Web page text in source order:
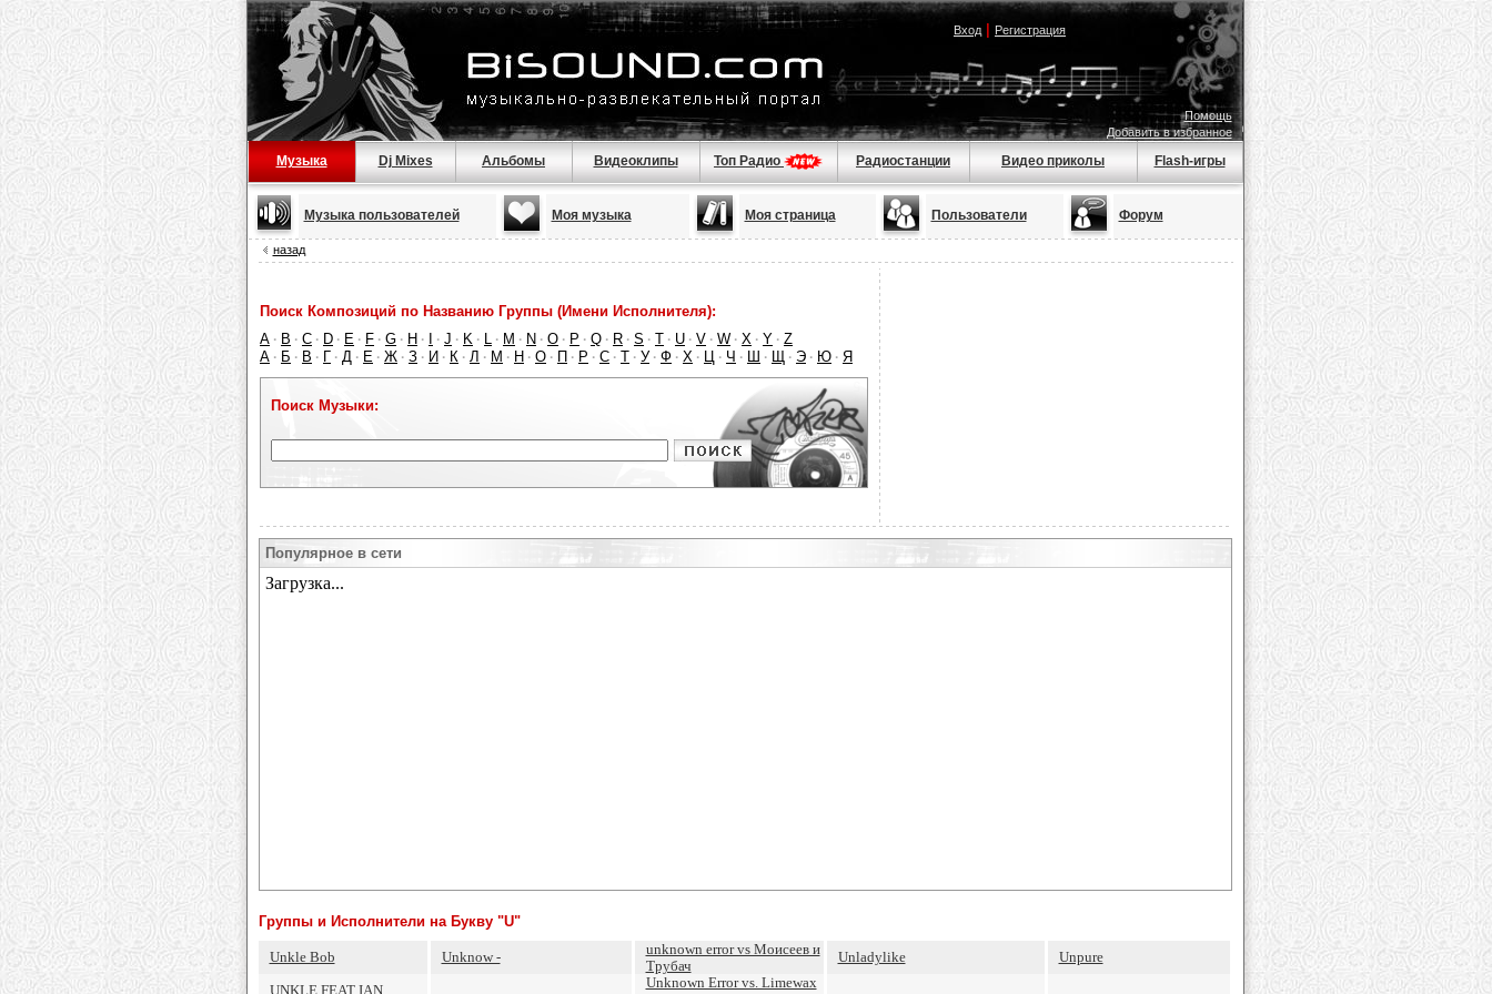
Вход| Регистрация
Помощь
Добавить в избранное
Музыка Dj Mixes Альбомы Видеоклипы Топ Радио Радиостанции Видео приколы Flash-игры
Музыка пользователей Моя музыка Моя страница Пользователи Форум
назад
Поиск Композиций по Названию Группы (Имени Исполнителя):
A · B · C · D · E · F · G · H · · J · K · L · M · N · O · P · Q · R · S · T · U · V · W · X · Y · Z
А · Б · В · Г · Д · Е · Ж · З · И · К · Л · М · Н · О · П · Р · С · Т · У · Ф · Х · Ц · Ч · Ш · Щ · Э · Ю · Я
Поиск Музыки:
Популярное в сети
Группы и Исполнители на Букву "U"
Unkle Bob Unknow -
unknown error vs Моисеев и
Трубач
Unladylike
Unpure
UNKLE FEAT IAN
Unknown Error vs. Limewax